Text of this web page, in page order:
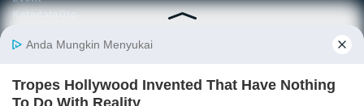
KatadataOto
Email
Daftar